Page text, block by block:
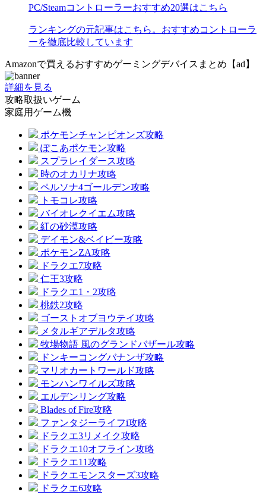
PC/Steamコントローラーおすすめ20選はこちら
ランキングの元記事はこちら。おすすめコントローラ
ーを徹底比較しています
Amazonで買えるおすすめゲーミングデバイスまとめ【ad】
詳細を見る
攻略取扱いゲーム
家庭用ゲーム機
ポケモンチャンピオンズ攻略
ぽこあポケモン攻略
スプラレイダース攻略
時のオカリナ攻略
ペルソナ4ゴールデン攻略
トモコレ攻略
バイオレクイエム攻略
紅の砂漠攻略
デイモン&ベイビー攻略
ポケモンZA攻略
ドラクエ7攻略
仁王3攻略
ドラクエ1・2攻略
桃鉄2攻略
ゴーストオブヨウテイ攻略
メタルギアデルタ攻略
牧場物語 風のグランドバザール攻略
ドンキーコングバナンザ攻略
マリオカートワールド攻略
モンハンワイルズ攻略
エルデンリング攻略
Blades of Fire攻略
ファンタジーライフi攻略
ドラクエ3リメイク攻略
ドラクエ10オフライン攻略
ドラクエ11攻略
ドラクエモンスターズ3攻略
ドラクエ6攻略